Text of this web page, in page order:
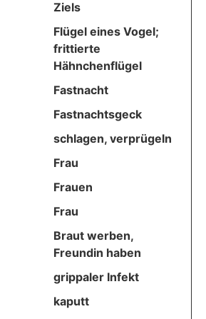
Ziels
Flügel eines Vogel;
frittierte
Hähnchenflügel
Fastnacht
Fastnachtsgeck
schlagen, verprügeln
Frau
Frauen
Frau
Braut werben,
Freundin haben
grippaler Infekt
kaputt